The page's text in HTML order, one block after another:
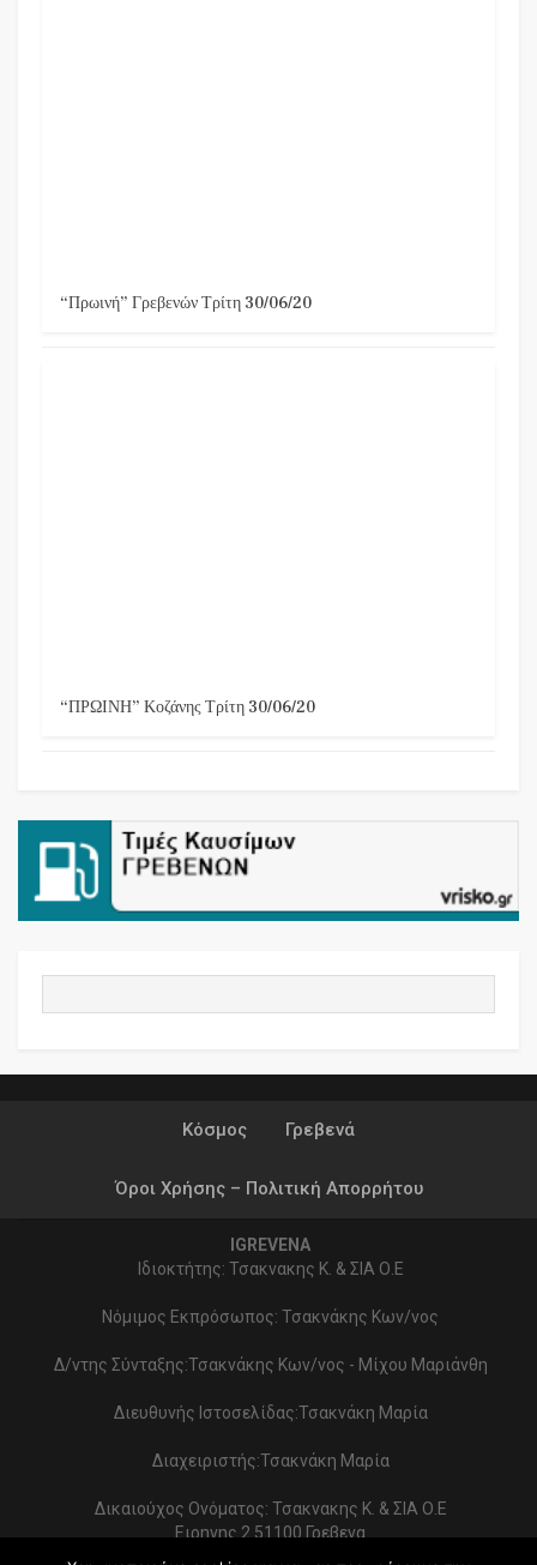
“Πρωινή” Γρεβενών Τρίτη 30/06/20
“ΠΡΩΙΝΗ” Κοζάνης Τρίτη 30/06/20
Κόσμος Γρεβενά
Όροι Χρήσης – Πολιτική Απορρήτου
IGREVENA
Ιδιοκτήτης: Τσακνακης Κ. & ΣΙΑ Ο.Ε
Νόμιμος Εκπρόσωπος: Τσακνάκης Κων/νος
Δ/ντης Σύνταξης:Τσακνάκης Κων/νος - Μίχου Μαριάνθη
Διευθυνής Ιστοσελίδας:Τσακνάκη Μαρία
Διαχειριστής:Τσακνάκη Μαρία
Δικαιούχος Ονόματος: Τσακνακης Κ. & ΣΙΑ Ο.Ε
Ειρηνης 2 51100 Γρεβενα